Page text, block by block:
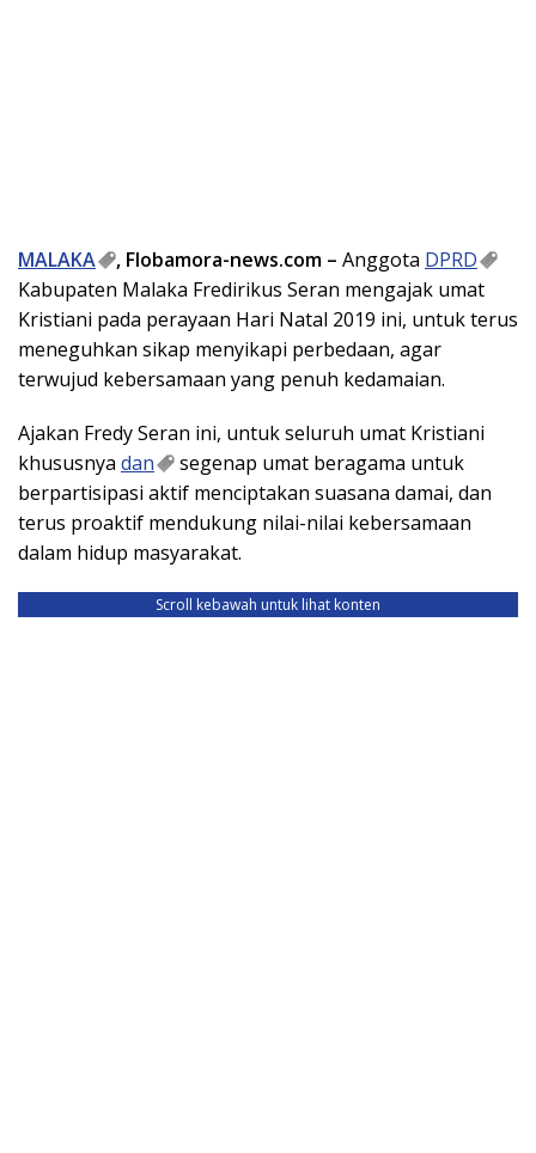
MALAKA , Flobamora-news.com – Anggota DPRD
Kabupaten Malaka Fredirikus Seran mengajak umat
Kristiani pada perayaan Hari Natal 2019 ini, untuk terus
meneguhkan sikap menyikapi perbedaan, agar
terwujud kebersamaan yang penuh kedamaian.
Ajakan Fredy Seran ini, untuk seluruh umat Kristiani
khususnya dan
segenap umat beragama untuk
berpartisipasi aktif menciptakan suasana damai, dan
terus proaktif mendukung nilai-nilai kebersamaan
dalam hidup masyarakat.
Scroll kebawah untuk lihat konten